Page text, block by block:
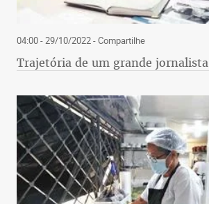
04:00 - 29/10/2022- Compartilhe
Trajetória de um grande jornalista